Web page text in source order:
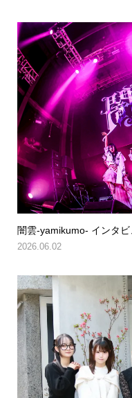
闇雲-yamikumo- インタ
2026.06.02